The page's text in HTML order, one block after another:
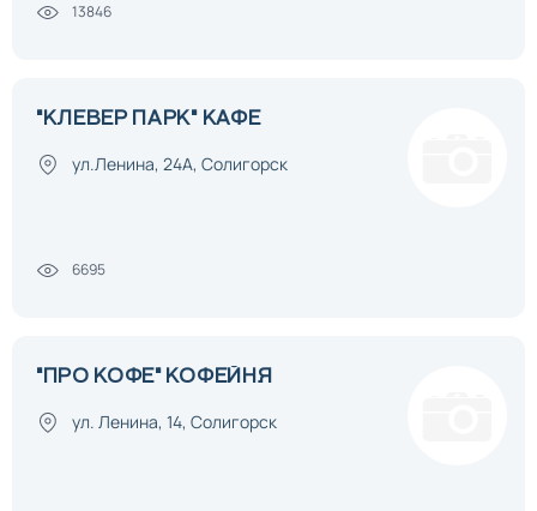
13846
"КЛЕВЕР ПАРК" КАФЕ
ул.Ленина, 24А, Солигорск
6695
"ПРО КОФЕ" КОФЕЙНЯ
ул. Ленина, 14, Солигорск